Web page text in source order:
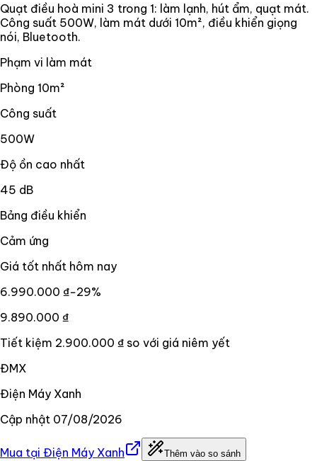
Quạt điều hoà mini 3 trong 1: làm lạnh, hút ẩm, quạt mát.
Công suất 500W, làm mát dưới 10m², điều khiển giọng
nói, Bluetooth.
Phạm vi làm mát
Phòng 10m²
Công suất
500W
Độ ồn cao nhất
45 dB
Bảng điều khiển
Cảm ứng
Giá tốt nhất hôm nay
6.990.000 ₫−29%
9.890.000 ₫
Tiết kiệm 2.900.000 ₫ so với giá niêm yết
ĐMX
Điện Máy Xanh
Cập nhật 07/08/2026
Mua tại Điện Máy Xanh Thêm vào so sánh